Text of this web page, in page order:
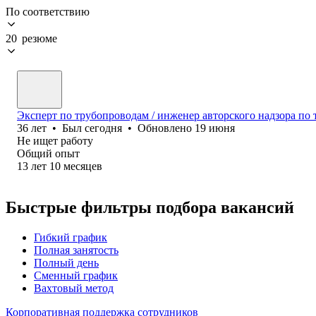
По соответствию
20 резюме
Эксперт по трубопроводам / инженер авторского надзора по
36 лет • Был сегодня • Обновлено 19 июня
Не ищет работу
Общий опыт
13 лет 10 месяцев
Быстрые фильтры подбора вакансий
Гибкий график
Полная занятость
Полный день
Сменный график
Вахтовый метод
Корпоративная поддержка сотрудников